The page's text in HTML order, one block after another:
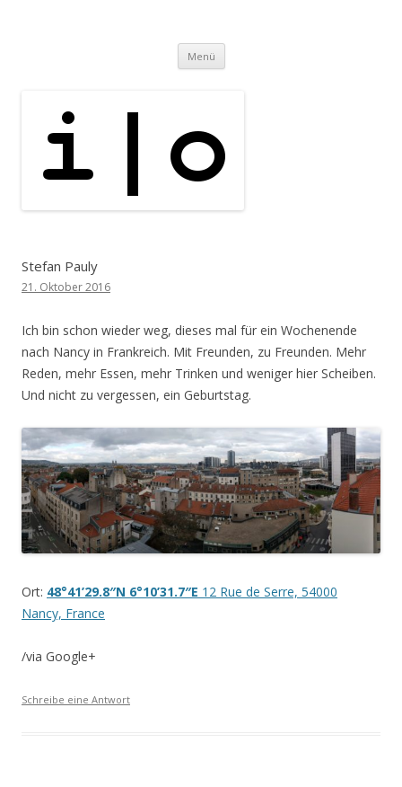
Menü Zum
springen
Stefan Pauly
21. Oktober 2016
Ich bin schon wieder weg, dieses mal für ein Wochenende
nach Nancy in Frankreich. Mit Freunden, zu Freunden. Mehr
Reden, mehr Essen, mehr Trinken und weniger hier Scheiben.
Und nicht zu vergessen, ein Geburtstag.
Ort: 48°41’29.8″N 6°10’31.7″E 12 Rue de Serre, 54000
Nancy, France
/via Google+
Schreibe eine Antwort